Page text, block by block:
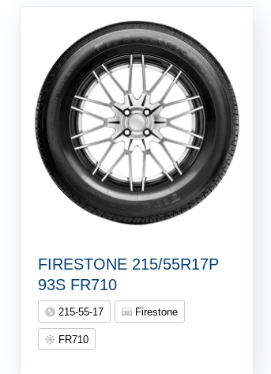
FIRESTONE 215/55R17P
93S FR710
215-55-17 Firestone
FR710